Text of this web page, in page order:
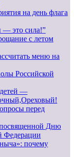
на день флага
— это сила!”
с летом
меню на
Российской
детей —
перед
Дню
Федерации
почему